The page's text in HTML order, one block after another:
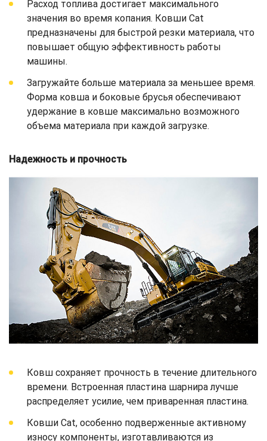
Расход топлива достигает максимального
значения во время копания. Ковши Cat
предназначены для быстрой резки материала, что
повышает общую эффективность работы
машины.
Загружайте больше материала за меньшее время.
Форма ковша и боковые брусья обеспечивают
удержание в ковше максимально возможного
объема материала при каждой загрузке.
Надежность и прочность
Ковш сохраняет прочность в течение длительного
времени. Встроенная пластина шарнира лучше
распределяет усилие, чем приваренная пластина.
Ковши Cat, особенно подверженные активному
износу компоненты, изготавливаются из